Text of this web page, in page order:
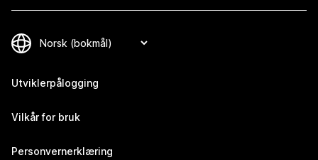
Utviklerpålogging
Vilkår for bruk
Personvernerklæring